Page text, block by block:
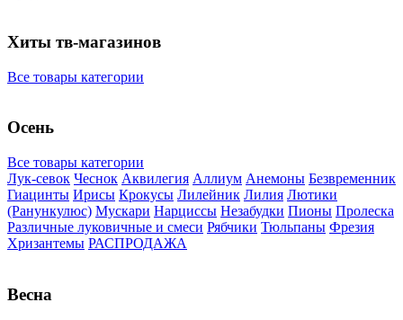
Хиты тв-магазинов
Все товары категории
Осень
Все товары категории
Лук-севок Чеснок Аквилегия Аллиум Анемоны Безвременник
Гиацинты Ирисы Крокусы Лилейник Лилия Лютики
(Ранункулюс) Мускари Нарцисcы Незабудки Пионы Пролеска
Различные луковичные и смеси Рябчики Тюльпаны Фрезия
Хризантемы РАСПРОДАЖА
Весна